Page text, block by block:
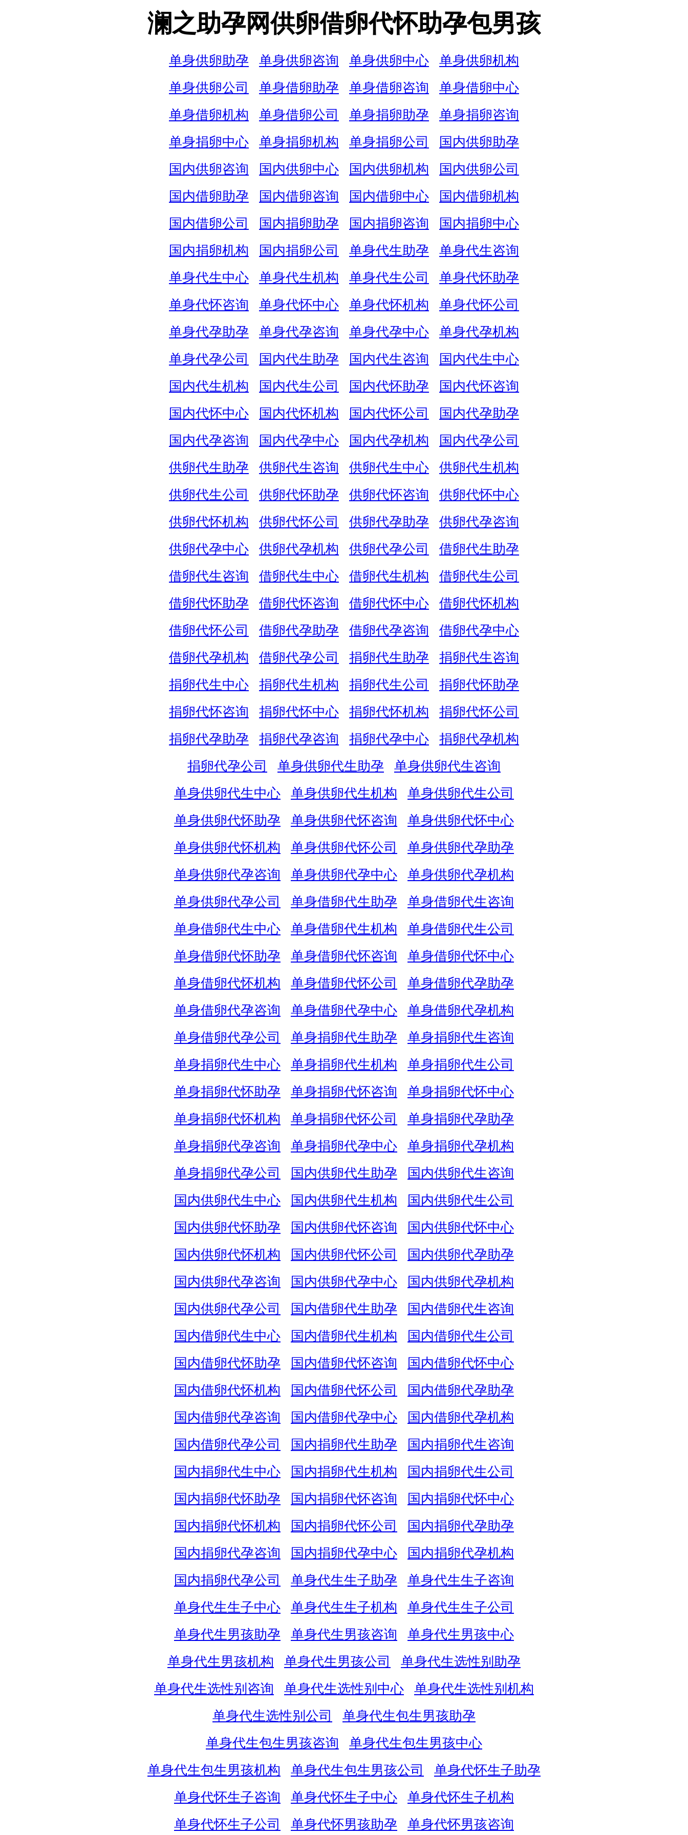
澜之助孕网供卵借卵代怀助孕包男孩
单身供卵助孕 单身供卵咨询 单身供卵中心
单身供卵机构
单身供卵公司
单身借卵助孕 单身借卵咨询
单身借卵中心
单身借卵机构
单身借卵公司 单身捐卵助孕
单身捐卵咨询
单身捐卵中心
单身捐卵机构 单身捐卵公司
国内供卵助孕
国内供卵咨询
国内供卵中心 国内供卵机构
国内供卵公司
国内借卵助孕
国内借卵咨询 国内借卵中心
国内借卵机构
国内借卵公司
国内捐卵助孕 国内捐卵咨询
国内捐卵中心
国内捐卵机构
国内捐卵公司 单身代生助孕
单身代生咨询
单身代生中心
单身代生机构 单身代生公司
单身代怀助孕
单身代怀咨询
单身代怀中心 单身代怀机构
单身代怀公司
单身代孕助孕
单身代孕咨询 单身代孕中心
单身代孕机构
单身代孕公司
国内代生助孕 国内代生咨询
国内代生中心
国内代生机构
国内代生公司 国内代怀助孕
国内代怀咨询
国内代怀中心
国内代怀机构 国内代怀公司
国内代孕助孕
国内代孕咨询
国内代孕中心 国内代孕机构
国内代孕公司
供卵代生助孕
供卵代生咨询 供卵代生中心
供卵代生机构
供卵代生公司
供卵代怀助孕 供卵代怀咨询
供卵代怀中心
供卵代怀机构
供卵代怀公司 供卵代孕助孕
供卵代孕咨询
供卵代孕中心
供卵代孕机构 供卵代孕公司
借卵代生助孕
借卵代生咨询
借卵代生中心 借卵代生机构
借卵代生公司
借卵代怀助孕
借卵代怀咨询 借卵代怀中心
借卵代怀机构
借卵代怀公司
借卵代孕助孕 借卵代孕咨询
借卵代孕中心
借卵代孕机构
借卵代孕公司 捐卵代生助孕
捐卵代生咨询
捐卵代生中心
捐卵代生机构 捐卵代生公司
捐卵代怀助孕
捐卵代怀咨询
捐卵代怀中心 捐卵代怀机构
捐卵代怀公司
捐卵代孕助孕
捐卵代孕咨询 捐卵代孕中心
捐卵代孕机构
捐卵代孕公司
单身供卵代生助孕
单身供卵代生咨询
单身供卵代生中心
单身供卵代生机构
单身供卵代生公司
单身供卵代怀助孕
单身供卵代怀咨询
单身供卵代怀中心
单身供卵代怀机构
单身供卵代怀公司
单身供卵代孕助孕
单身供卵代孕咨询
单身供卵代孕中心
单身供卵代孕机构
单身供卵代孕公司
单身借卵代生助孕
单身借卵代生咨询
单身借卵代生中心
单身借卵代生机构
单身借卵代生公司
单身借卵代怀助孕
单身借卵代怀咨询
单身借卵代怀中心
单身借卵代怀机构
单身借卵代怀公司
单身借卵代孕助孕
单身借卵代孕咨询
单身借卵代孕中心
单身借卵代孕机构
单身借卵代孕公司
单身捐卵代生助孕
单身捐卵代生咨询
单身捐卵代生中心
单身捐卵代生机构
单身捐卵代生公司
单身捐卵代怀助孕
单身捐卵代怀咨询
单身捐卵代怀中心
单身捐卵代怀机构
单身捐卵代怀公司
单身捐卵代孕助孕
单身捐卵代孕咨询
单身捐卵代孕中心
单身捐卵代孕机构
单身捐卵代孕公司
国内供卵代生助孕
国内供卵代生咨询
国内供卵代生中心
国内供卵代生机构
国内供卵代生公司
国内供卵代怀助孕
国内供卵代怀咨询
国内供卵代怀中心
国内供卵代怀机构
国内供卵代怀公司
国内供卵代孕助孕
国内供卵代孕咨询
国内供卵代孕中心
国内供卵代孕机构
国内供卵代孕公司
国内借卵代生助孕
国内借卵代生咨询
国内借卵代生中心
国内借卵代生机构
国内借卵代生公司
国内借卵代怀助孕
国内借卵代怀咨询
国内借卵代怀中心
国内借卵代怀机构
国内借卵代怀公司
国内借卵代孕助孕
国内借卵代孕咨询
国内借卵代孕中心
国内借卵代孕机构
国内借卵代孕公司
国内捐卵代生助孕
国内捐卵代生咨询
国内捐卵代生中心
国内捐卵代生机构
国内捐卵代生公司
国内捐卵代怀助孕
国内捐卵代怀咨询
国内捐卵代怀中心
国内捐卵代怀机构
国内捐卵代怀公司
国内捐卵代孕助孕
国内捐卵代孕咨询
国内捐卵代孕中心
国内捐卵代孕机构
国内捐卵代孕公司
单身代生生子助孕
单身代生生子咨询
单身代生生子中心
单身代生生子机构
单身代生生子公司
单身代生男孩助孕
单身代生男孩咨询
单身代生男孩中心
单身代生男孩机构
单身代生男孩公司
单身代生选性别助孕
单身代生选性别咨询
单身代生选性别中心
单身代生选性别机构
单身代生选性别公司
单身代生包生男孩助孕
单身代生包生男孩咨询
单身代生包生男孩中心
单身代生包生男孩机构
单身代生包生男孩公司
单身代怀生子助孕
单身代怀生子咨询
单身代怀生子中心
单身代怀生子机构
单身代怀生子公司
单身代怀男孩助孕 单身代怀男孩咨询